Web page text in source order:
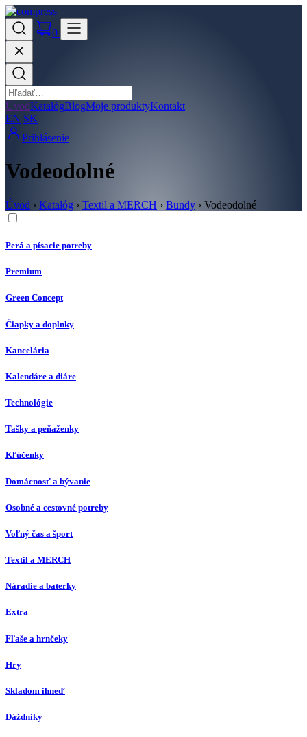
0
ÚvodKatalógBlogMoje produktyKontakt
EN SK
Prihlásenie
Vodeodolné
Úvod › Katalóg › Textil a MERCH › Bundy › Vodeodolné
Perá a písacie potreby
Premium
Green Concept
Čiapky a doplnky
Kancelária
Kalendáre a diáre
Technológie
Tašky a peňaženky
Kľúčenky
Domácnosť a bývanie
Osobné a cestovné potreby
Voľný čas a šport
Textil a MERCH
Náradie a baterky
Extra
Fľaše a hrnčeky
Hry
Skladom ihneď
Dáždniky